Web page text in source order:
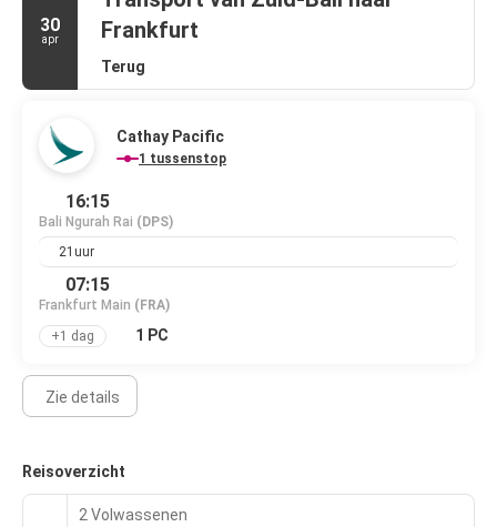
30
apr
Frankfurt
Terug
Cathay Pacific
1 tussenstop
16:15
Bali Ngurah Rai (DPS)
21uur
07:15
Frankfurt Main (FRA)
+1 dag
1 PC
Zie details
Reisoverzicht
2 Volwassenen